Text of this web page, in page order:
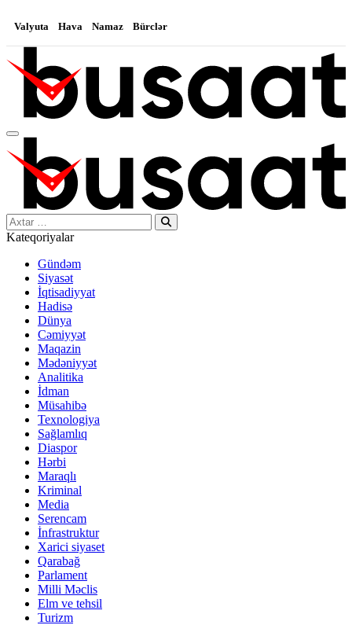
Valyuta Hava Namaz Bürclər
Search…
Kateqoriyalar
Gündəm
Siyasət
İqtisadiyyat
Hadisə
Dünya
Cəmiyyət
Maqazin
Mədəniyyət
Analitika
İdman
Müsahibə
Texnologiya
Sağlamlıq
Diaspor
Hərbi
Maraqlı
Kriminal
Media
Serencam
İnfrastruktur
Xarici siyaset
Qarabağ
Parlament
Milli Məclis
Elm ve tehsil
Turizm